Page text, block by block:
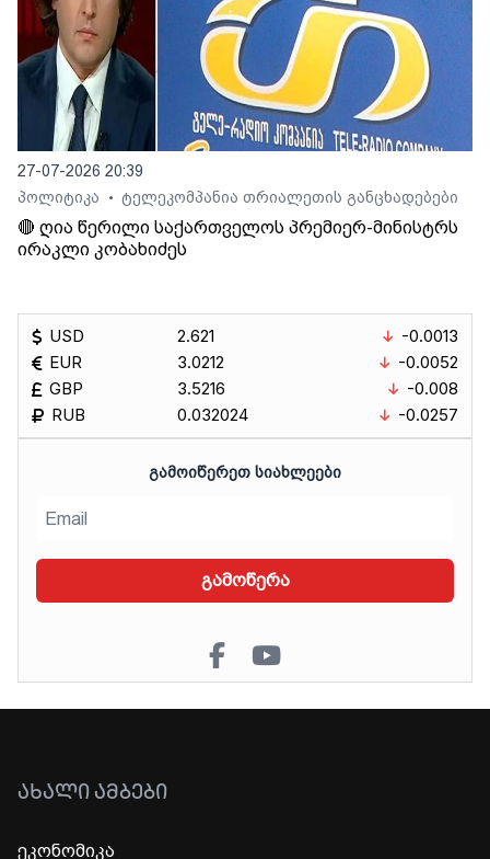
27-07-2026 20:39
პოლიტიკა
• ტელეკომპანია თრიალეთის განცხადებები
🔴 ღია წერილი საქართველოს პრემიერ-მინისტრს
ირაკლი კობახიძეს
USD
EUR
GBP
RUB
2.621
3.0212
3.5216
0.032024
-0.0013
-0.0052
-0.008
-0.0257
ᲒᲐᲛᲝᲘᲬᲔᲠᲔᲗ ᲡᲘᲐᲮᲚᲔᲔᲑᲘ
გამოწერა
ᲐᲮᲐᲚᲘ ᲐᲛᲑᲔᲑᲘ
ეკონომიკა